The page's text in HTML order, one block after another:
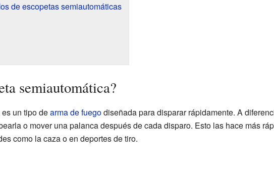
de escopetas semiautomáticas
semiautomática?
un tipo dearma de fuegodiseñada para disparar rápidamente. A
o mover una palanca después de cada disparo. Esto las hace más
como la caza o en deportes de tiro.